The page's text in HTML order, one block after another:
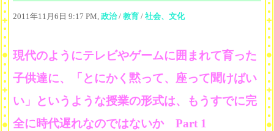
2011年11月6日 9:17 PM, 政治/ 教育 / 社会、文化
現代のようにテレビやゲームに囲まれて育った
子供達に、「とにかく黙って、座って聞けばい
い」というような授業の形式は、もうすでに完
全に時代遅れなのではないか Part 1